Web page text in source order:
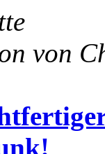
von